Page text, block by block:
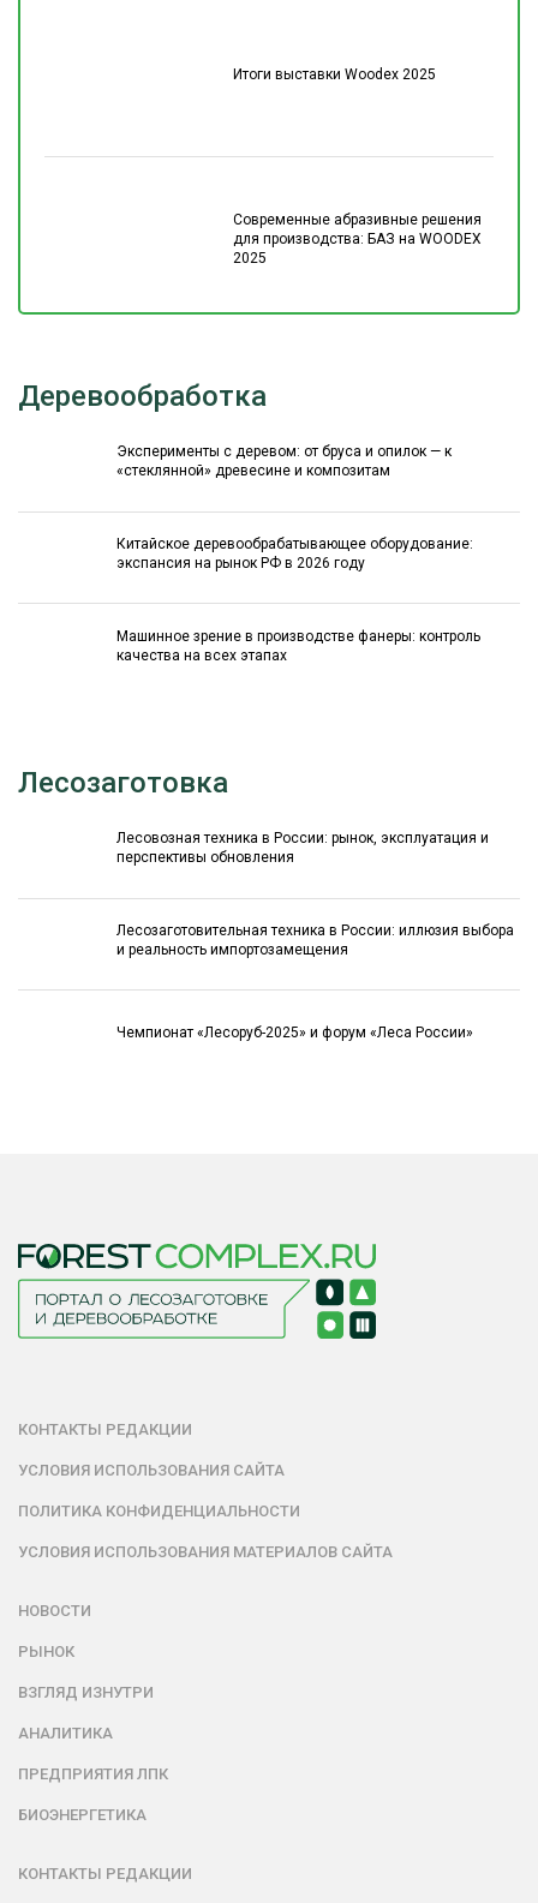
Итоги выставки Woodex 2025
Современные абразивные решения
для производства: БАЗ на WOODEX
2025
Деревообработка
Эксперименты с деревом: от бруса и опилок — к
«стеклянной» древесине и композитам
Китайское деревообрабатывающее оборудование:
экспансия на рынок РФ в 2026 году
Машинное зрение в производстве фанеры: контроль
качества на всех этапах
Лесозаготовка
Лесовозная техника в России: рынок, эксплуатация и
перспективы обновления
Лесозаготовительная техника в России: иллюзия выбора
и реальность импортозамещения
Чемпионат «Лесоруб-2025» и форум «Леса России»
КОНТАКТЫ РЕДАКЦИИ
УСЛОВИЯ ИСПОЛЬЗОВАНИЯ САЙТА
ПОЛИТИКА КОНФИДЕНЦИАЛЬНОСТИ
УСЛОВИЯ ИСПОЛЬЗОВАНИЯ МАТЕРИАЛОВ САЙТА
НОВОСТИ
РЫНОК
ВЗГЛЯД ИЗНУТРИ
АНАЛИТИКА
ПРЕДПРИЯТИЯ ЛПК
БИОЭНЕРГЕТИКА
КОНТАКТЫ РЕДАКЦИИ